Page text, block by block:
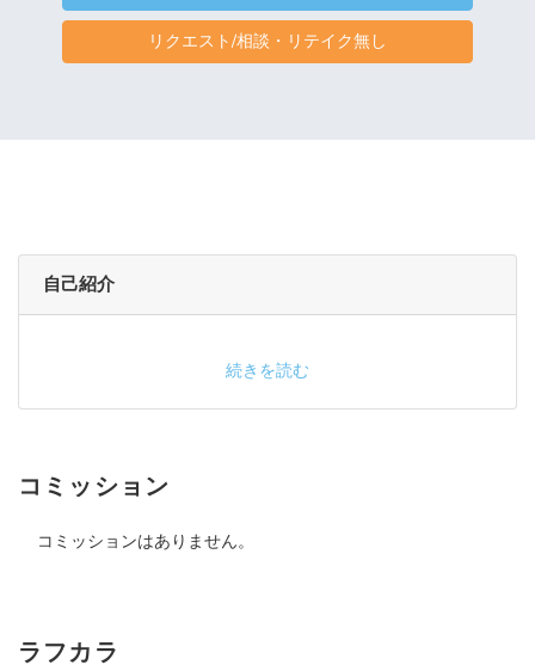
リクエスト/相談・リテイク無し
自己紹介
続きを読む
コミッション
コミッションはありません。
ラフカラ